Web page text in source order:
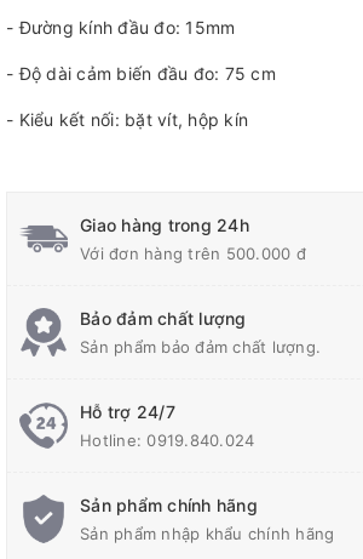
- Đường kính đầu đo: 15mm
- Độ dài cảm biến đầu đo: 75 cm
- Kiểu kết nối: bặt vít, hộp kín
Giao hàng trong 24h
Với đơn hàng trên 500.000 đ
Bảo đảm chất lượng
Sản phẩm bảo đảm chất lượng.
Hỗ trợ 24/7
Hotline:0919.840.024
Sản phẩm chính hãng
Sản phẩm nhập khẩu chính hãng